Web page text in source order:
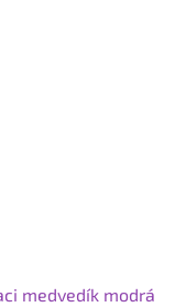
medvedík modrá